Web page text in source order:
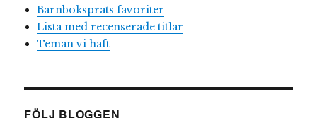
Barnboksprats favoriter
Lista med recenserade titlar
Teman vi haft
FÖLJ BLOGGEN